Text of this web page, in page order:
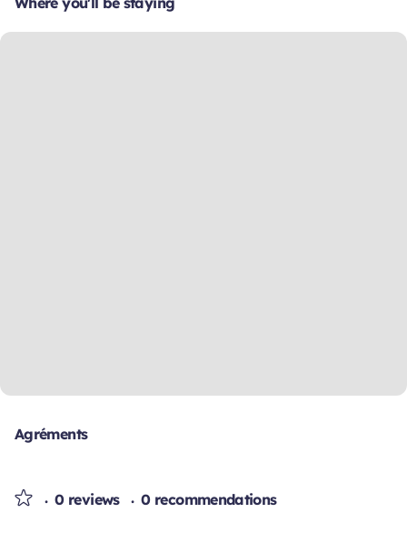
Agréments
0 reviews 0 recommendations